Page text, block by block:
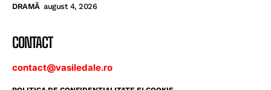
DRAMĂ august 4, 2026
CONTACT
contact@vasiledale.ro